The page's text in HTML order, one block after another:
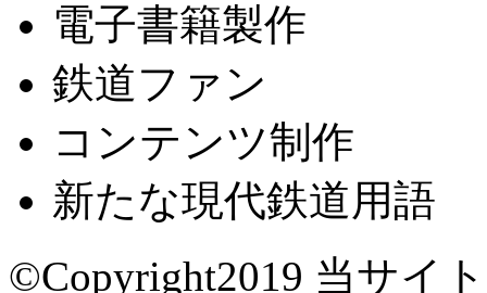
電子書籍製作
鉄道ファン
コンテンツ制作
新たな現代鉄道用語
©Copyright2019 当サイ